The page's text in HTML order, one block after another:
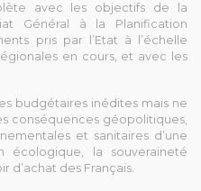
avec les objectifs de la
Général à la Planification
pris par l’Etat à l’échelle
en cours, et avec les
budgétaires inédites mais ne
conséquences géopolitiques,
et sanitaires d’une
écologique, la souveraineté
d’achat des Français.